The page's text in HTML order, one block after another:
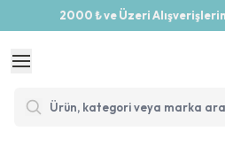
2000 ₺ ve Üzeri